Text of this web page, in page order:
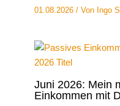
01.08.2026/ Von Ingo
Juni 2026: Mein
Einkommen mit